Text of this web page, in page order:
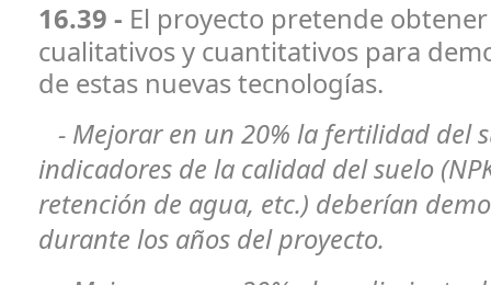
16.39 - El proyecto pretende
cualitativos y cuantitativos para
de estas nuevas tecnologías.
- Mejorar en un 20% la fertilidad del
indicadores de la calidad del suelo
retención de agua, etc.) deberían
durante los años del proyecto.